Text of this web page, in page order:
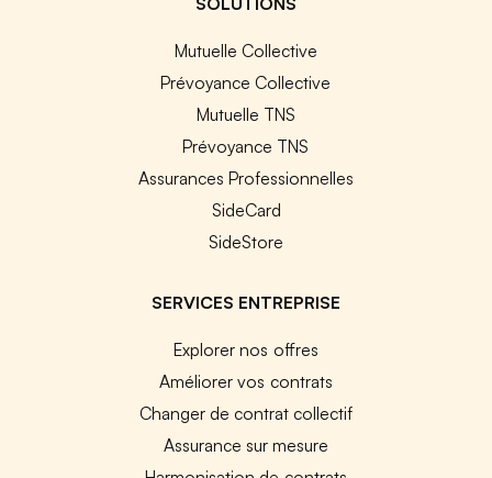
Mutuelle Collective
Prévoyance Collective
Mutuelle TNS
Prévoyance TNS
Assurances Professionnelles
SideCard
SideStore
SERVICES ENTREPRISE
Explorer nos offres
Améliorer vos contrats
Changer de contrat collectif
Assurance sur mesure